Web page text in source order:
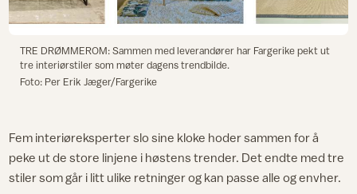
TRE DRØMMEROM: Sammen med leverandører har Fargerike pekt ut
tre interiørstiler som møter dagens trendbilde.
Foto: Per Erik Jæger/Fargerike
Fem interiøreksperter slo sine kloke hoder sammen for å
peke ut de store linjene i høstens trender. Det endte med tre
stiler som går i litt ulike retninger og kan passe alle og envher.